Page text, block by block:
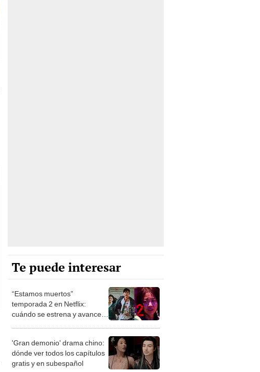
Te puede interesar
“Estamos muertos”
temporada 2 en Netflix:
cuándo se estrena y avances
'Gran demonio' drama chino:
dónde ver todos los capítulos
gratis y en subespañol